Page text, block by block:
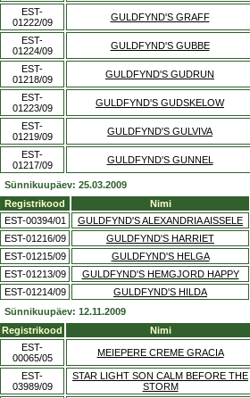
EST-
01222/09
GULDFYND'S GRAFF
EST-
01224/09
GULDFYND'S GUBBE
EST-
01218/09
GULDFYND'S GUDRUN
EST-
01223/09
GULDFYND'S GUDSKELOW
EST-
01219/09
GULDFYND'S GULVIVA
EST-
01217/09
GULDFYND'S GUNNEL
Sünnikuupäev: 25.03.2009
Registrikood
Nimi
EST-00394/01
GULDFYND'S ALEXANDRIA AISSELE
EST-01216/09
GULDFYND'S HARRIET
EST-01215/09
GULDFYND'S HELGA
EST-01213/09
GULDFYND'S HEMGJORD HAPPY
EST-01214/09
GULDFYND'S HILDA
Sünnikuupäev: 12.11.2009
Registrikood
Nimi
EST-
00065/05
MEIEPERE CREME GRACIA
EST-
03989/09
STAR LIGHT SON CALM BEFORE THE
STORM